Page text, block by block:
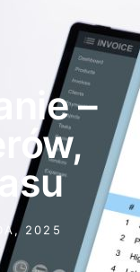
–
2025